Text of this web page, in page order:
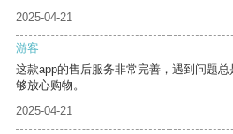
2025-04-21
游客
这款app的售后服务非常完善，遇到问题
够放心购物。
2025-04-21